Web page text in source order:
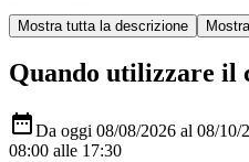
Quando utilizzare il
Da oggi 08/08/2026 al 08/10/
08:00 alle 17:30